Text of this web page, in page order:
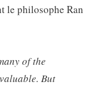
le philosophe Ran
of the
But